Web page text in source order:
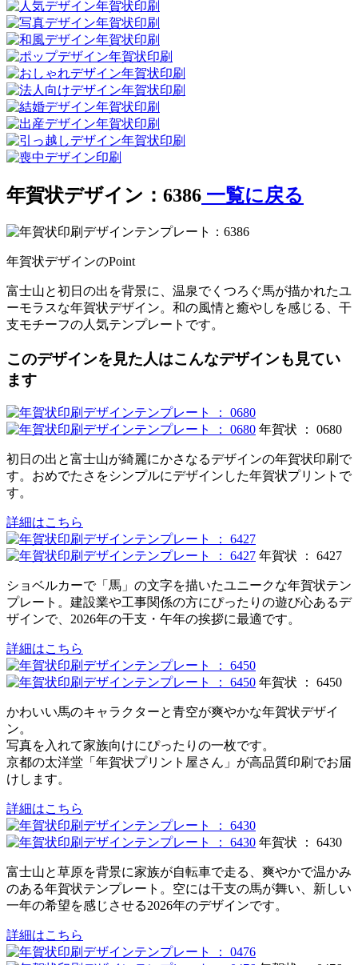
年賀状デザイン：6386 一覧に戻る
年賀状デザインのPoint
富士山と初日の出を背景に、温泉でくつろぐ馬が描かれたユ
ーモラスな年賀状デザイン。和の風情と癒やしを感じる、干
支モチーフの人気テンプレートです。
このデザインを見た人はこんなデザインも見てい
ます
年賀状 ： 0680
初日の出と富士山が綺麗にかさなるデザインの年賀状印刷で
す。おめでたさをシンプルにデザインした年賀状プリントで
す。
詳細はこちら
年賀状 ： 6427
ショベルカーで「馬」の文字を描いたユニークな年賀状テン
プレート。建設業や工事関係の方にぴったりの遊び心あるデ
ザインで、2026年の干支・午年の挨拶に最適です。
詳細はこちら
年賀状 ： 6450
かわいい馬のキャラクターと青空が爽やかな年賀状デザイ
ン。
写真を入れて家族向けにぴったりの一枚です。
京都の太洋堂「年賀状プリント屋さん」が高品質印刷でお届
けします。
詳細はこちら
年賀状 ： 6430
富士山と草原を背景に家族が自転車で走る、爽やかで温かみ
のある年賀状テンプレート。空には干支の馬が舞い、新しい
一年の希望を感じさせる2026年のデザインです。
詳細はこちら